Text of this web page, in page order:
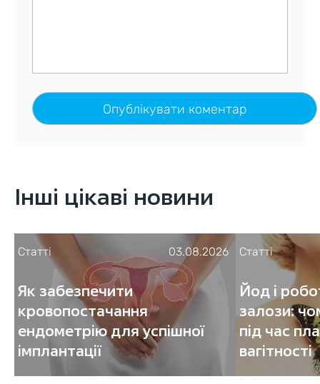
Інші цікаві новини
Статті 03.08.2026
Як забезпечити
кровопостачання
ендометрію для успішної
імплантації
Статті
Йод і
залози:
під час
вагітності